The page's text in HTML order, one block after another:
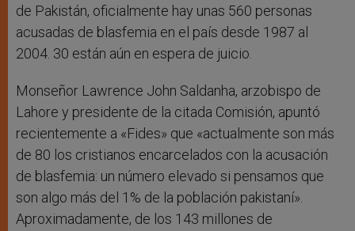
de Pakistán, oficialmente hay unas 560 personas
acusadas de blasfemia en el país desde 1987 al
2004. 30 están aún en espera de juicio.
Monseñor Lawrence John Saldanha, arzobispo de
Lahore y presidente de la citada Comisión, apuntó
recientemente a «Fides» que «actualmente son más
de 80 los cristianos encarcelados con la acusación
de blasfemia: un número elevado si pensamos que
son algo más del 1% de la población pakistaní».
Aproximadamente, de los 143 millones de